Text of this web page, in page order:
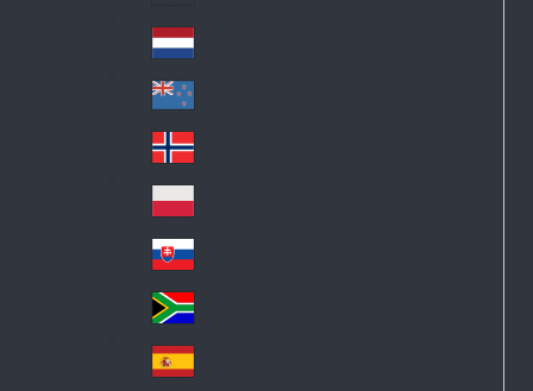
Lat
in
A
me
ric
a
Ne
the
rla
nd
s
Ne
w
Ze
ala
nd
No
rw
ay
Pol
an
d
Slo
va
kia
So
uth